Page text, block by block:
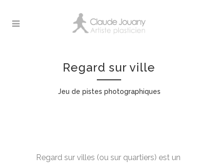
Regard sur ville
Jeu de pistes photographiques
Regard sur villes (ou sur quartiers) est un